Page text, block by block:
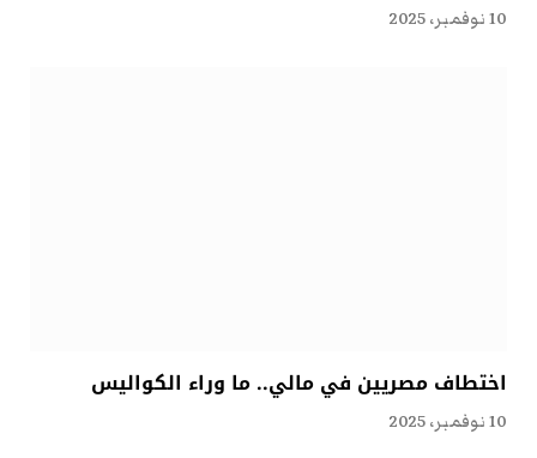
10 نوفمبر، 2025
اختطاف مصريين في مالي.. ما وراء الكواليس
10 نوفمبر، 2025